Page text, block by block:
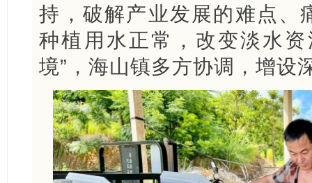
持，破解产业发展的难点、
种植用水正常，改变淡水
境”，海山镇多方协调，增设